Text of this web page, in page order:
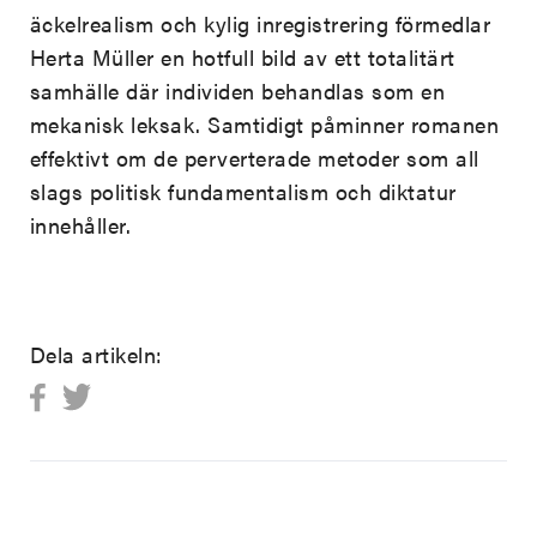
äckelrealism och kylig inregistrering förmedlar
Herta Müller en hotfull bild av ett totalitärt
samhälle där individen behandlas som en
mekanisk leksak. Samtidigt påminner romanen
effektivt om de perverterade metoder som all
slags politisk fundamentalism och diktatur
innehåller.
Dela artikeln: